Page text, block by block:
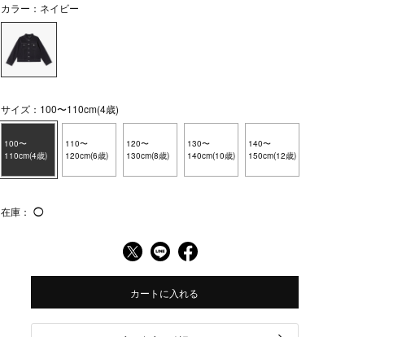
カラー：ネイビー
サイズ：100〜110cm(4歳)
100〜
110cm(4歳)
110〜
120cm(6歳)
120〜
130cm(8歳)
130〜
140cm(10歳)
140〜
150cm(12歳)
在庫： ◯
カートに入れる